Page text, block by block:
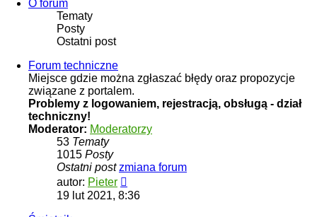
O forum
Tematy
Posty
Ostatni post
Forum techniczne
Miejsce gdzie można zgłaszać błędy oraz propozycje
związane z portalem.
Problemy z logowaniem, rejestracją, obsługą - dział
techniczny!
Moderator: Moderatorzy
53 Tematy
1015 Posty
Ostatni post zmiana forum
autor: Pieter
najnowszy
19 lut 2021, 8:36